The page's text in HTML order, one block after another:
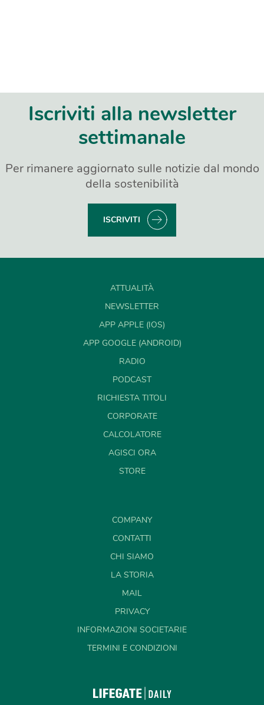
Iscriviti alla newsletter
settimanale
Per rimanere aggiornato sulle notizie dal mondo
della sostenibilità
ISCRIVITI
ATTUALITÀ
NEWSLETTER
APP APPLE (IOS)
APP GOOGLE (ANDROID)
RADIO
PODCAST
RICHIESTA TITOLI
CORPORATE
CALCOLATORE
AGISCI ORA
STORE
COMPANY
CONTATTI
CHI SIAMO
LA STORIA
MAIL
PRIVACY
INFORMAZIONI SOCIETARIE
TERMINI E CONDIZIONI